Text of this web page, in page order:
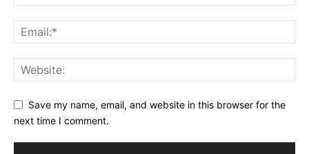
Save my name, email, and website in this browser for the
next time I comment.